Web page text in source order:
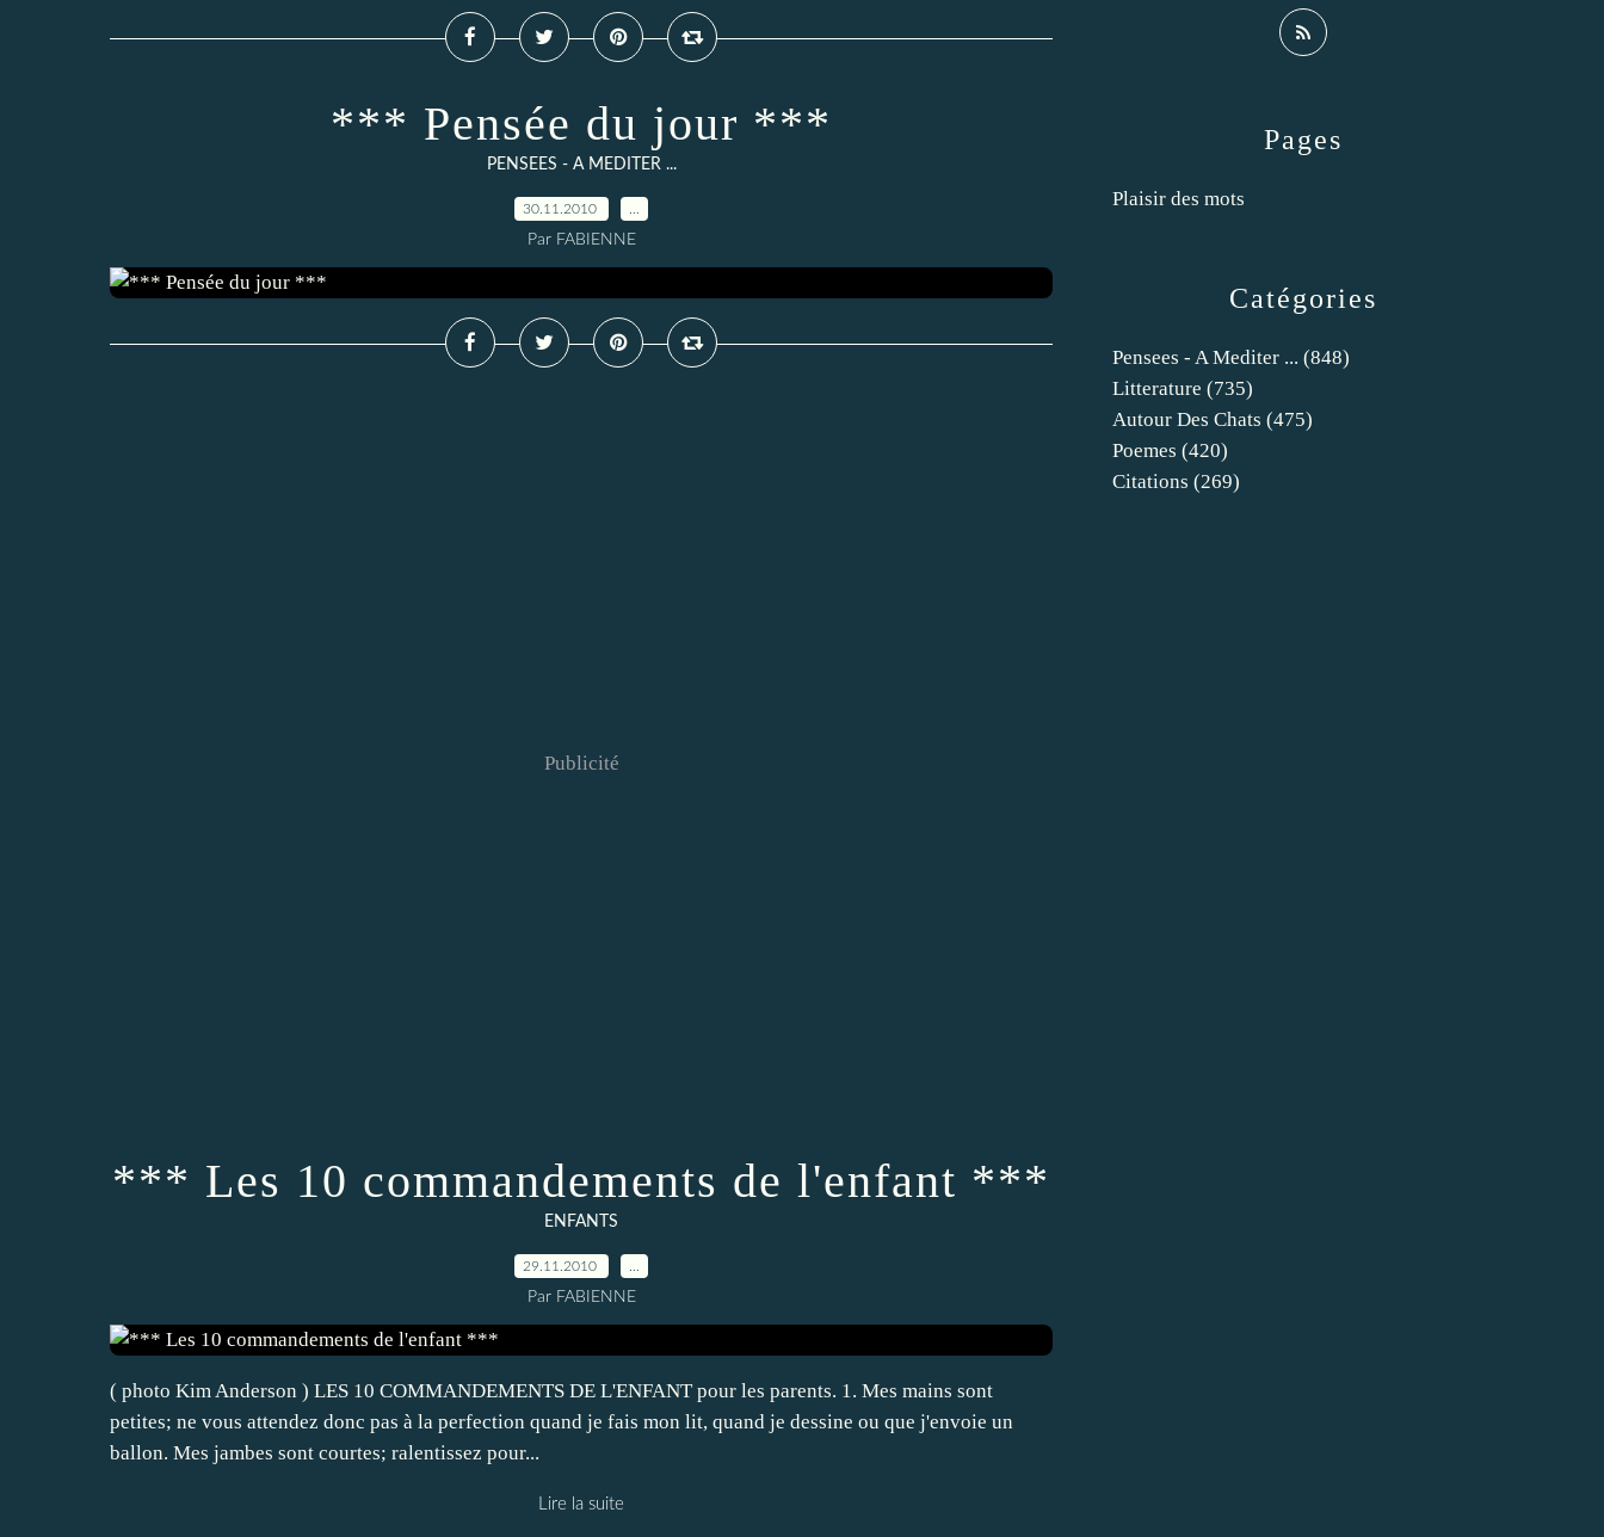
*** Pensée du jour ***
PENSEES - A MEDITER ...
30.11.2010
Par FABIENNE
Publicité
*** Les 10 commandements de l'enfant ***
ENFANTS
29.11.2010
Par FABIENNE
( photo Kim Anderson ) LES 10 COMMANDEMENTS DE L'ENFANT pour les parents. 1. Mes mains sont
petites; ne vous attendez donc pas à la perfection quand je fais mon lit, quand je dessine ou que j'envoie un
ballon. Mes jambes sont courtes; ralentissez pour...
Lire la suite
Catégories
Pensees - A Mediter ... (848)
Litterature (735)
Autour Des Chats (475)
Poemes (420)
Citations (269)
Pages
Plaisir des mots